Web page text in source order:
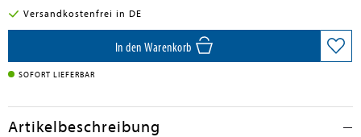
Versandkostenfrei in DE
In den Warenkorb
SOFORT LIEFERBAR
Artikelbeschreibung